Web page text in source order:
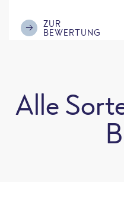
ZUR
BEWERTUNG
Alle